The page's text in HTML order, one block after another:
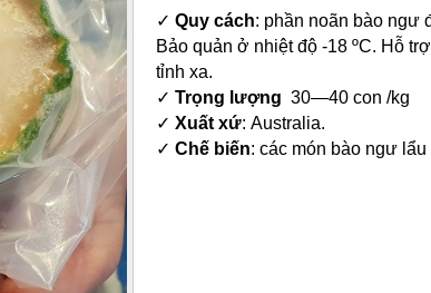
✓Quy cách: phần noãn bào ngư
Bảo quản ở nhiệt độ -18 ºC. Hỗ
tỉnh xa.
✓Trọng lượng 30—40 con /kg
✓Xuất xứ:Australia.
✓Chế biến: các món bào ngư